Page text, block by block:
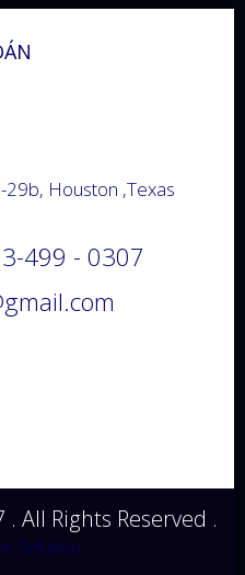
Houston ,Texas
499 - 0307
All Rights Reserved .
Solution